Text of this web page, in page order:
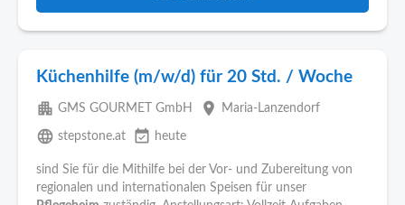
Küchenhilfe (m/w/d) für 20 Std. / Woche
apartment GMS GOURMET GmbH place Maria-Lanzendorf
language stepstone.at event_available heute
sind Sie für die Mithilfe bei der Vor- und Zubereitung von
regionalen und internationalen Speisen für unser